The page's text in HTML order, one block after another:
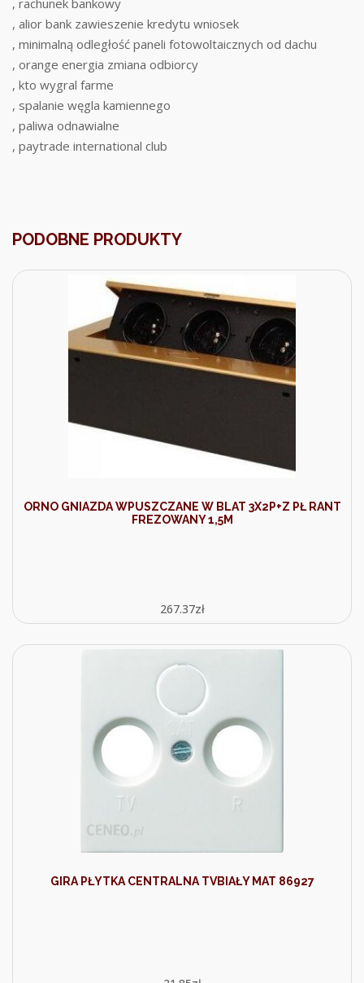
, rachunek bankowy
, alior bank zawieszenie kredytu wniosek
, minimalną odległość paneli fotowoltaicznych od dachu
, orange energia zmiana odbiorcy
, kto wygral farme
, spalanie węgla kamiennego
, paliwa odnawialne
, paytrade international club
PODOBNE PRODUKTY
ORNO GNIAZDA WPUSZCZANE W BLAT 3X2P+Z PŁ RANT
FREZOWANY 1,5M
267.37zł
GIRA PŁYTKA CENTRALNA TVBIAŁY MAT 86927